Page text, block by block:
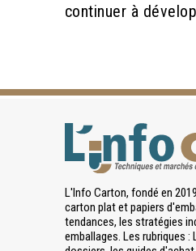
continuer à
L'Info Carton, fondé en
carton plat et papiers
tendances, les stratégies
emballages. Les rubriques